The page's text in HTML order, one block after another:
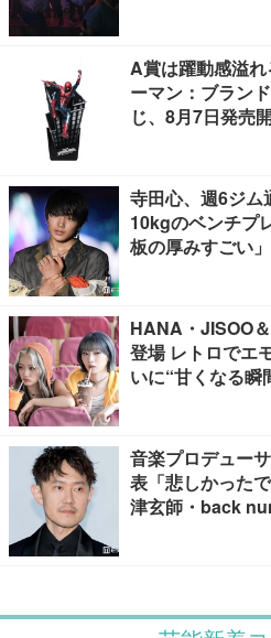
A賞は躍動感溢
ーマン：ブラン
じ、8月7日発売
寺田心、週6ジ
10kgのベンチプ
板の厚みすごい
HANA・JISOO
登場 レトロでエ
いに“甘くなる瞬
音楽プロデュー
表「悲しかった
津玄師・back